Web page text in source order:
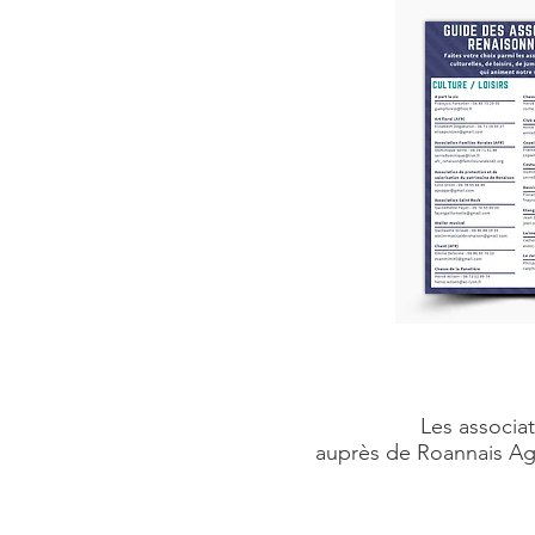
Les
auprès de Roannais